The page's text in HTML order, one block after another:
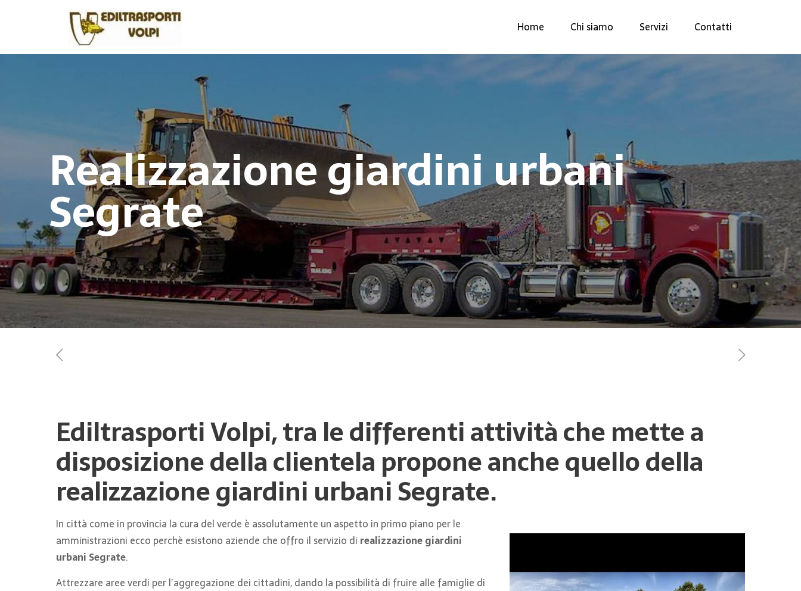
Home Chi siamo Servizi Contatti
Realizzazione giardini urbani
Segrate
Ediltrasporti Volpi, tra le differenti attività che mette a
disposizione della clientela propone anche quello della
realizzazione giardini urbani Segrate.
In città come in provincia la cura del verde è assolutamente un aspetto in primo piano per le
amministrazioni ecco perchè esistono aziende che offro il servizio di realizzazione giardini
urbani Segrate.
Attrezzare aree verdi per l’aggregazione dei cittadini, dando la possibilità di fruire alle famiglie di